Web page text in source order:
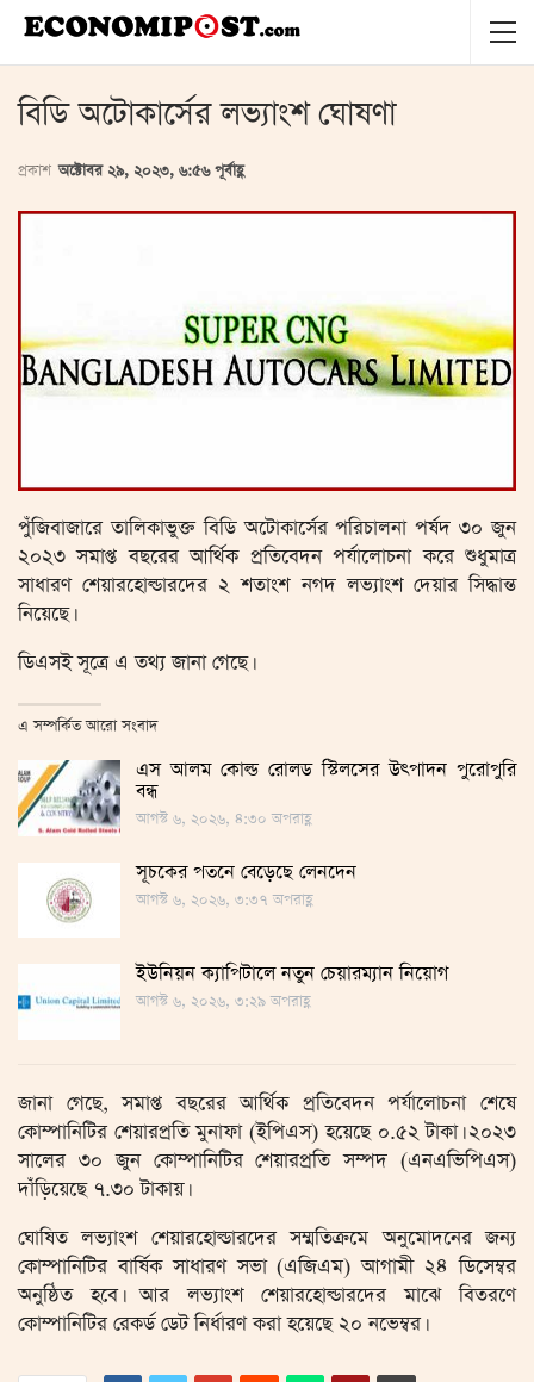
বিডি অটোকার্সের লভ্যাংশ ঘোষণা
প্রকাশ অক্টোবর ২৯, ২০২৩, ৬:৫৬ পূর্বাহ্ণ
পুঁজিবাজারে তালিকাভুক্ত বিডি অটোকার্সের পরিচালনা পর্ষদ ৩০ জুন
২০২৩ সমাপ্ত বছরের আর্থিক প্রতিবেদন পর্যালোচনা করে শুধুমাত্র
সাধারণ শেয়ারহোল্ডারদের ২ শতাংশ নগদ লভ্যাংশ দেয়ার সিদ্ধান্ত
নিয়েছে।
ডিএসই সূত্রে এ তথ্য জানা গেছে।
এ সম্পর্কিত আরো সংবাদ
এস আলম কোল্ড রোলড স্টিলসের উৎপাদন পুরোপুরি
বন্ধ
আগস্ট ৬, ২০২৬, ৪:৩০ অপরাহ্ণ
সূচকের পতনে বেড়েছে লেনদেন
আগস্ট ৬, ২০২৬, ৩:৩৭ অপরাহ্ণ
ইউনিয়ন ক্যাপিটালে নতুন চেয়ারম্যান নিয়োগ
আগস্ট ৬, ২০২৬, ৩:২৯ অপরাহ্ণ
জানা গেছে, সমাপ্ত বছরের আর্থিক প্রতিবেদন পর্যালোচনা শেষে
কোম্পানিটির শেয়ারপ্রতি মুনাফা (ইপিএস) হয়েছে ০.৫২ টাকা। ২০২৩
সালের ৩০ জুন কোম্পানিটির শেয়ারপ্রতি সম্পদ (এনএভিপিএস)
দাঁড়িয়েছে ৭.৩০ টাকায়।
ঘোষিত লভ্যাংশ শেয়ারহোল্ডারদের সম্মতিক্রমে অনুমোদনের জন্য
কোম্পানিটির বার্ষিক সাধারণ সভা (এজিএম) আগামী ২৪ ডিসেম্বর
অনুষ্ঠিত হবে। আর লভ্যাংশ শেয়ারহোল্ডারদের মাঝে বিতরণে
কোম্পানিটির রেকর্ড ডেট নির্ধারণ করা হয়েছে ২০ নভেম্বর।